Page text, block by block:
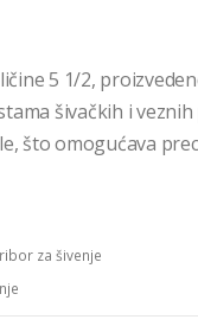
5 1/2,
šivačkih i
što omogućava
za šivenje